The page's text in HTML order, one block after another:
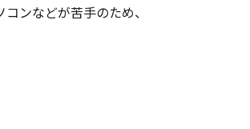
ンなどが苦手のため、